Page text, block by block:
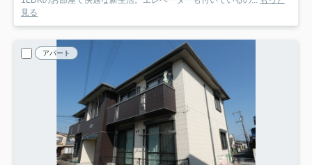
見る
アパート